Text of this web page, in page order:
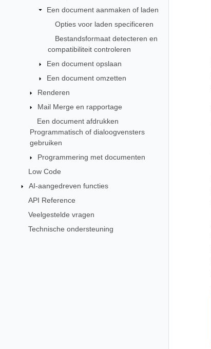
Een document aanmaken of laden
Opties voor laden specificeren
Bestandsformaat detecteren en
compatibiliteit controleren
Een document opslaan
Een document omzetten
Renderen
Mail Merge en rapportage
Een document afdrukken
Programmatisch of dialoogvensters
gebruiken
Programmering met documenten
Low Code
AI-aangedreven functies
API Reference
Veelgestelde vragen
Technische ondersteuning